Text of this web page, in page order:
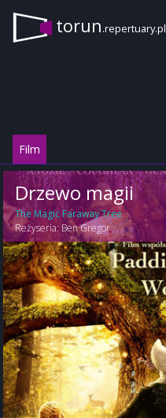
torun.repertuary.pl
Film
Drzewo magii
The Magic Faraway Tree
Reżyseria: Ben Gregor